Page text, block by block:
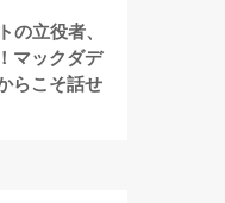
の立役者、
マックダデ
らこそ話せ